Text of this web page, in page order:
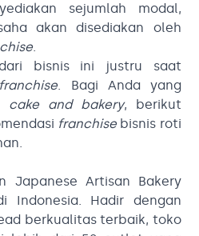
sejumlah modal,
akan disediakan oleh
.
bisnis ini justru saat
franchise. Bagi Anda yang
cake and bakery, berikut
franchisebisnis roti
Japanese Artisan Bakery
Indonesia. Hadir dengan
berkualitas terbaik, toko